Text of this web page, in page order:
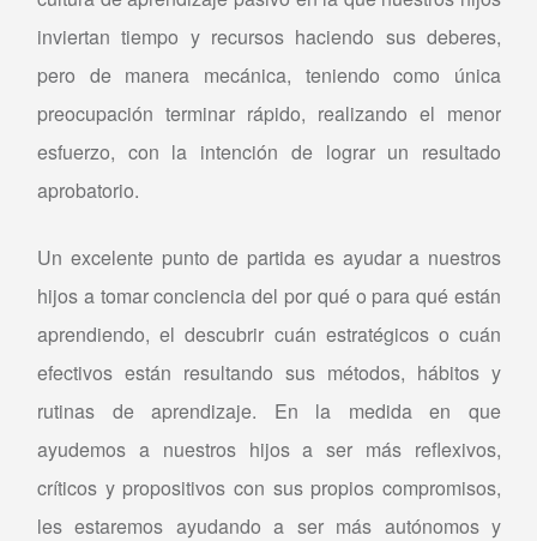
inviertan tiempo y recursos haciendo sus deberes,
pero de manera mecánica, teniendo como única
preocupación terminar rápido, realizando el menor
esfuerzo, con la intención de lograr un resultado
aprobatorio.
Un excelente punto de partida es ayudar a nuestros
hijos a tomar conciencia del por qué o para qué están
aprendiendo, el descubrir cuán estratégicos o cuán
efectivos están resultando sus métodos, hábitos y
rutinas de aprendizaje. En la medida en que
ayudemos a nuestros hijos a ser más reflexivos,
críticos y propositivos con sus propios compromisos,
les estaremos ayudando a ser más autónomos y